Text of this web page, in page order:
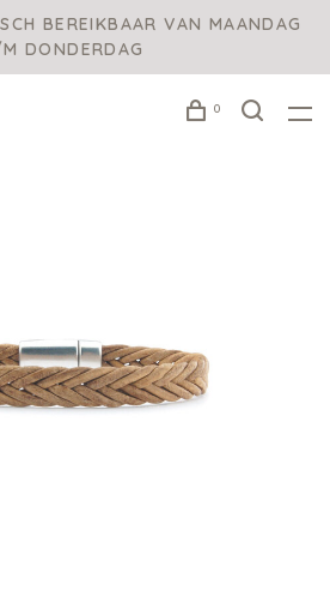
BEREIKBAAR VAN MAANDAG
DONDERDAG
0